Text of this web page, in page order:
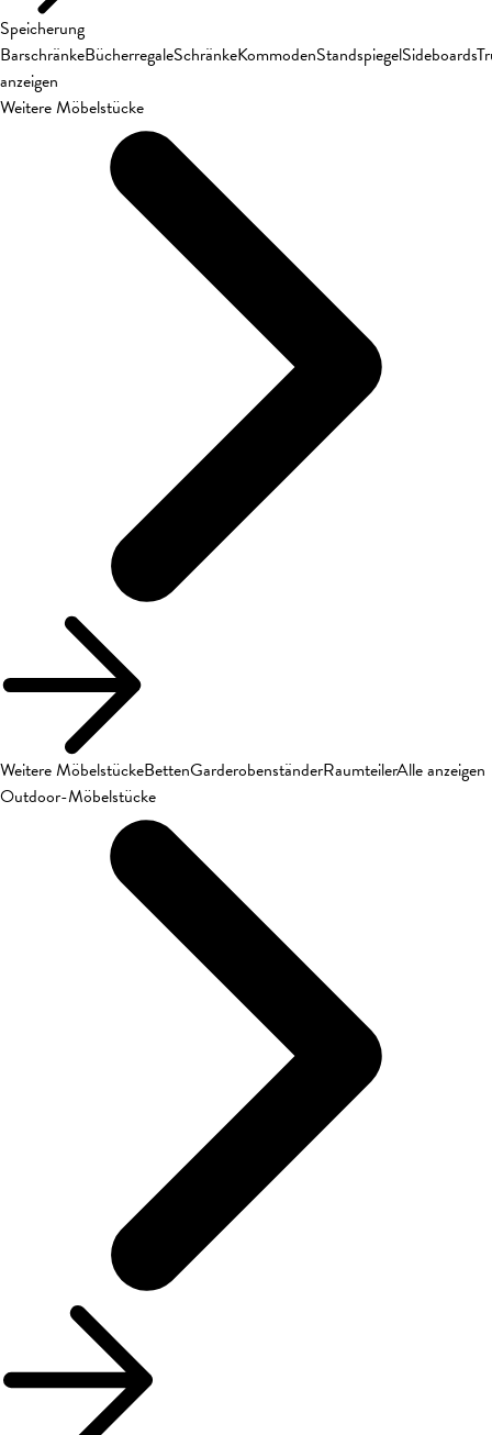
Speicherung
BarschränkeBücherregaleSchränkeKommodenStandspiegelSideboards
anzeigen
Weitere Möbelstücke
Weitere MöbelstückeBettenGarderobenständerRaumteilerAlle anzeigen
Outdoor-Möbelstücke